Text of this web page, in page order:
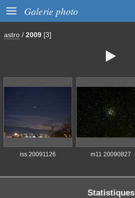
 Galerie photo
astro / 2009 [3]

iss 20091126 m11 20090827
Statistiques